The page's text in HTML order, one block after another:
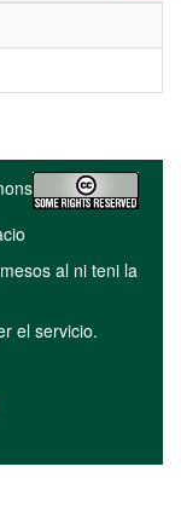
al ni teni la
el servicio.